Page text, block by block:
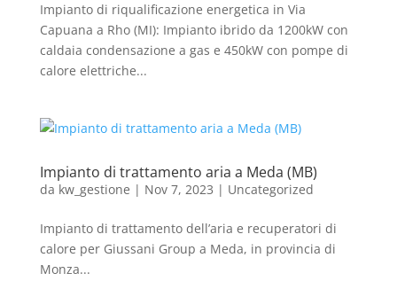
Impianto di riqualificazione energetica in Via
Capuana a Rho (MI): Impianto ibrido da 1200kW con
caldaia condensazione a gas e 450kW con pompe di
calore elettriche...
Impianto di trattamento aria a Meda (MB)
da kw_gestione | Nov 7, 2023 | Uncategorized
Impianto di trattamento dell’aria e recuperatori di
calore per Giussani Group a Meda, in provincia di
Monza...